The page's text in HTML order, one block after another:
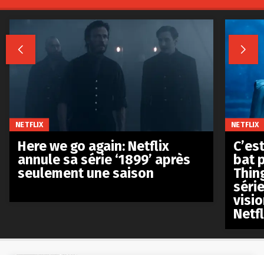
 
NETFLIX
Here we go again: Netflix
annule sa série ‘1899’ après
seulement une saison
NETFLIX
bat